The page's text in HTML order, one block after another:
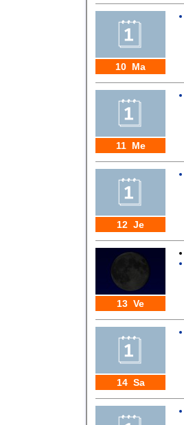
10 Ma
11 Me
12 Je
13 Ve
14 Sa